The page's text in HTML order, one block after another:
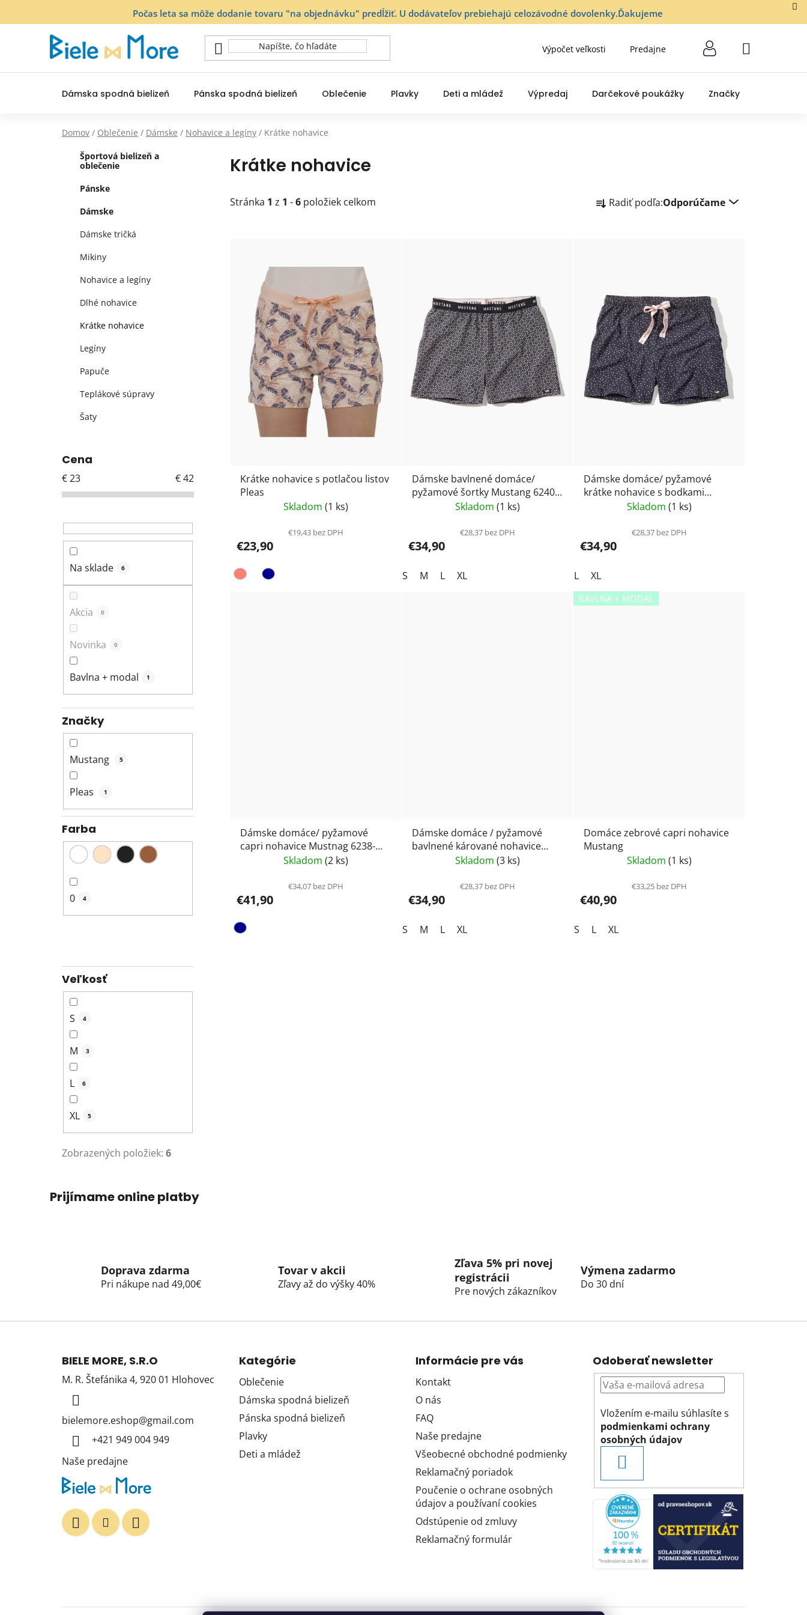
Počas leta sa môže dodanie tovaru "na objednávku" predĺžiť. U dodávateľov prebiehajú celozávodné dovolenky.Ďakujeme
Výpočet veľkosti Predajne
NÁKUPNÝ
Dámska spodná bielizeň Pánska spodná bielizeň Oblečenie Plavky Deti a mládež Výpredaj Darčekové poukážky Značky
Domov / Oblečenie / Dámske / Nohavice a legíny / Krátke nohavice
Preskočiť
kategórie
Športová bielizeň a
oblečenie
Pánske
Dámske
Dámske tričká
Mikiny
Nohavice a legíny
Dlhé nohavice
Krátke nohavice
Legíny
Papuče
Teplákové súpravy
Šaty
Cena
€23 €42
Na sklade 6
Akcia 0
Novinka 0
Bavlna + modal 1
Značky
Mustang 5
Pleas 1
Farba
0 4
Veľkosť
S 4
M 3
L 6
XL 5
Zobrazených položiek: 6
Prijímame online platby
Krátke nohavice
Stránka 1 z 1 -6 položiek celkom a
p
r
o
d
u
k
t
Radiť podľa:Odporúčame
Krátke nohavice s potlačou listov
Pleas
Skladom (1 ks)
€19,43 bez DPH
€23,90
Dámske bavlnené domáce/
pyžamové šortky Mustang 6240-
Skladom (1 ks)
€28,37 bez DPH
€34,90
S M L XL
Dámske domáce/ pyžamové
krátke nohavice s bodkami
Mustang 6238-1600
Skladom (1 ks)
€28,37 bez DPH
€34,90
L XL
Dámske domáce/ pyžamové
capri nohavice Mustnag 6238-
Skladom (2 ks)
€34,07 bez DPH
€41,90
Dámske domáce / pyžamové
bavlnené kárované nohavice
Mustang 6236- 1600
Skladom (3 ks)
€28,37 bez DPH
€34,90
S M L XL
BAVLNA + MODAL
Domáce zebrové capri nohavice
Mustang
Skladom (1 ks)
€33,25 bez DPH
€40,90
S L XL
Doprava zdarma
Pri nákupe nad 49,00€
Tovar v akcii
Zľavy až do výšky 40%
Zľava 5% pri novej
registrácii
Pre nových zákazníkov
Výmena zadarmo
Do 30 dní
BIELE MORE, S.R.O
M. R. Štefánika 4, 920 01 Hlohovec
bielemore.eshop@gmail.com
+421 949 004 949
Naše predajne
Kategórie
Oblečenie
Dámska spodná bielizeň
Pánska spodná bielizeň
Plavky
Deti a mládež
Informácie pre vás
Kontakt
O nás
FAQ
Naše predajne
Všeobecné obchodné podmienky
Reklamačný poriadok
Poučenie o ochrane osobných
údajov a používaní cookies
Odstúpenie od zmluvy
Reklamačný formulár
Odoberať newsletter
Vložením e-mailu súhlasíte s
podmienkami ochrany
osobných údajov
SA